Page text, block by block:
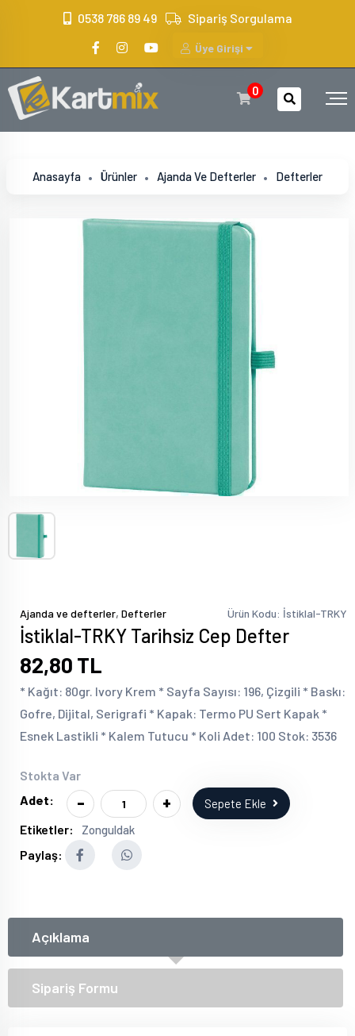
0538 786 89 49 Sipariş Sorgulama
Üye Girişi
0
Anasayfa Ürünler Ajanda Ve Defterler Defterler
Ajanda ve defterler, Defterler Ürün Kodu: İstiklal-TRKY
İstiklal-TRKY Tarihsiz Cep Defter
82,80 TL
* Kağıt: 80gr. Ivory Krem * Sayfa Sayısı: 196, Çizgili * Baskı:
Gofre, Dijital, Serigrafi * Kapak: Termo PU Sert Kapak *
Esnek Lastikli * Kalem Tutucu * Koli Adet: 100 Stok: 3536
Stokta Var
Adet:
- + Sepete Ekle
Etiketler: Zonguldak
Paylaş:
Açıklama
Sipariş Formu